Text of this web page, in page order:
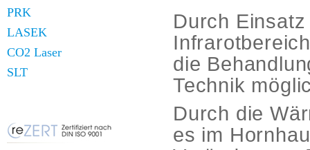
PRK
LASEK
CO2 Laser
SLT
Durch
die
Technik
Durch die
es im